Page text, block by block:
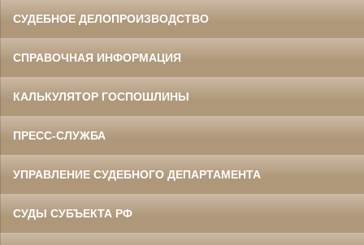
СУДЕБНОЕ ДЕЛОПРОИЗВОДСТВО
СПРАВОЧНАЯ ИНФОРМАЦИЯ
КАЛЬКУЛЯТОР ГОСПОШЛИНЫ
ПРЕСС-СЛУЖБА
УПРАВЛЕНИЕ СУДЕБНОГО ДЕПАРТАМЕНТА
СУДЫ СУБЪЕКТА РФ